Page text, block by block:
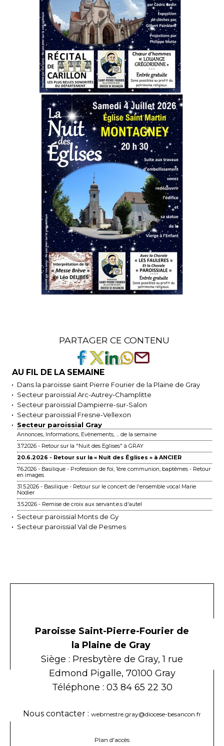
PARTAGER CE CONTENU
AU FIL DE LA SEMAINE
Dans la paroisse saint Pierre Fourier de la Plaine de Gray
Secteur paroissial Arc-Autrey-Champlitte
Secteur paroissial Dampierre-sur-Salon
Secteur paroissial Fresne-Vellexon
Secteur paroissial Gray
Annonces, Informations, Evènements, ... de la semaine
3.7.2026 - Retour sur la "Nuit des Eglises" à GRAY
20.6.2026 - Retour sur la « Nuit des Églises » à ANCIER
7.6.2026 - Basilique - Profession de foi, 1ère communion, baptêmes - Retour
en images
31.5.2026 - Basilique - Retour sur le concert de l'ensemble vocal Marie
Nodier
3.5.2026 - Remise de croix aux servant.e.s d'autel
Secteur paroissial Monts de Gy
Secteur paroissial Val de Pesmes
Paroisse Saint-Pierre-Fourier de
la Plaine de Gray
Siège : Presbytère de Gray, 1 rue
Edmond Pigalle, 70100 Gray
Téléphone : 03 84 65 22 30
Nous contacter : webmestre.gray@diocese-besancon.fr
Plan d'accès